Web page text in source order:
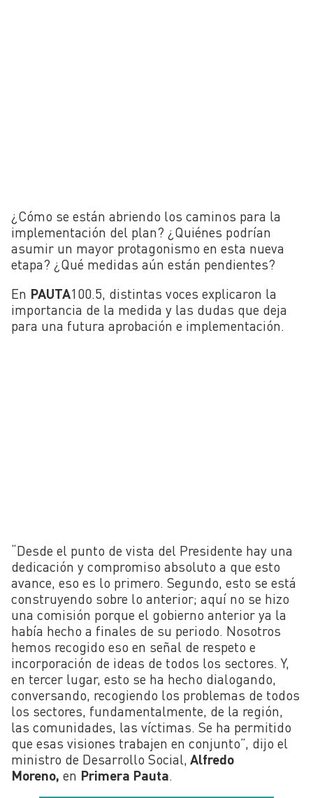
¿Cómo se están abriendo los caminos para la
implementación del plan? ¿Quiénes podrían
asumir un mayor protagonismo en esta nueva
etapa? ¿Qué medidas aún están pendientes?
En PAUTA100.5, distintas voces explicaron la
importancia de la medida y las dudas que deja
para una futura aprobación e implementación.
“Desde el punto de vista del Presidente hay una
dedicación y compromiso absoluto a que esto
avance, eso es lo primero. Segundo, esto se está
construyendo sobre lo anterior; aquí no se hizo
una comisión porque el gobierno anterior ya la
había hecho a finales de su periodo. Nosotros
hemos recogido eso en señal de respeto e
incorporación de ideas de todos los sectores. Y,
en tercer lugar, esto se ha hecho dialogando,
conversando, recogiendo los problemas de todos
los sectores, fundamentalmente, de la región,
las comunidades, las víctimas. Se ha permitido
que esas visiones trabajen en conjunto”, dijo el
ministro de Desarrollo Social, Alfredo
Moreno, en Primera Pauta.